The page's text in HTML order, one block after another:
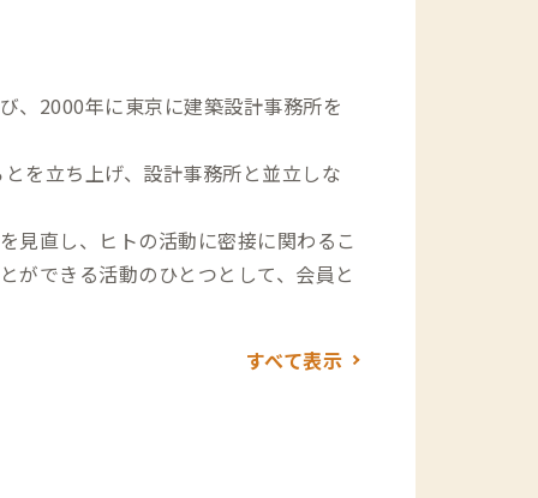
、2000年に東京に建築設計事務所を
を立ち上げ、設計事務所と並立しな
見直し、ヒトの活動に密接に関わるこ
ができる活動のひとつとして、会員と
すべて表示